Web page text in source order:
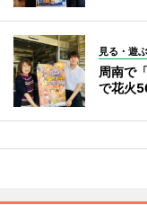
見る・遊ぶ
周南で
で花火